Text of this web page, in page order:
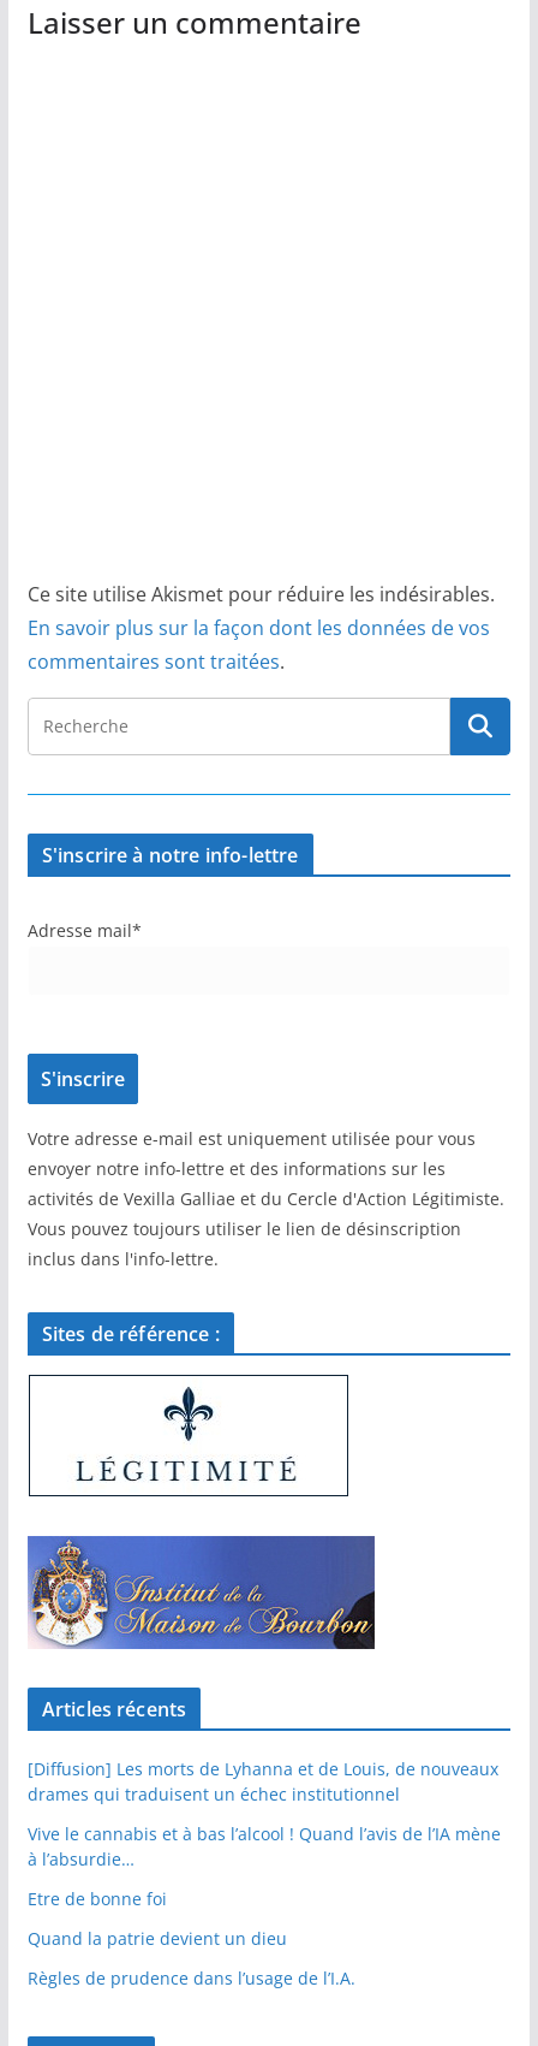
Laisser un commentaire
Ce site utilise Akismet pour réduire les indésirables.
En savoir plus sur la façon dont les données de vos
commentaires sont traitées.
S'inscrire à notre info-lettre
Adresse mail*
Votre adresse e-mail est uniquement utilisée pour vous
envoyer notre info-lettre et des informations sur les
activités de Vexilla Galliae et du Cercle d'Action Légitimiste.
Vous pouvez toujours utiliser le lien de désinscription
inclus dans l'info-lettre.
Sites de référence :
Articles récents
[Diffusion] Les morts de Lyhanna et de Louis, de nouveaux
drames qui traduisent un échec institutionnel
Vive le cannabis et à bas l’alcool ! Quand l’avis de l’IA mène
à l’absurdie…
Etre de bonne foi
Quand la patrie devient un dieu
Règles de prudence dans l’usage de l’I.A.